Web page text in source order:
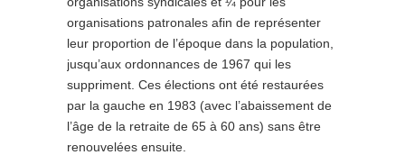
organisations patronales afin de représenter
leur proportion de l’époque dans la population,
jusqu’aux ordonnances de 1967 qui les
suppriment. Ces élections ont été restaurées
par la gauche en 1983 (avec l’abaissement de
l’âge de la retraite de 65 à 60 ans) sans être
renouvelées ensuite.